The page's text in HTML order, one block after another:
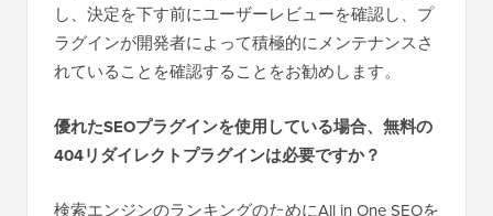
し、決定を下す前にユーザーレビューを確認し、プ
ラグインが開発者によって積極的にメンテナンスさ
れていることを確認することをお勧めします。
優れたSEOプラグインを使用している場合、無料の
404リダイレクトプラグインは必要ですか？
検索エンジンのランキングのためにAll in One SEOを